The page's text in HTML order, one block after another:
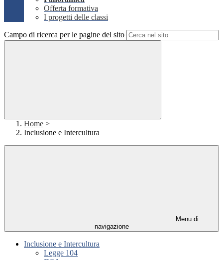
Offerta formativa
I progetti delle classi
Campo di ricerca per le pagine del sito
Home >
Inclusione e Intercultura
Menu di
navigazione
Inclusione e Intercultura
Legge 104